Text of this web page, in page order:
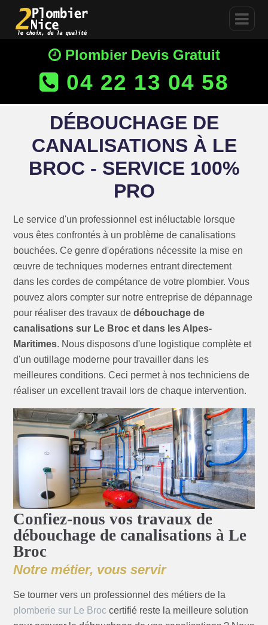
Plombier Devis Gratuit
04 22 13 04 58
DÉBOUCHAGE DE
CANALISATIONS À LE
BROC - SERVICE 100%
PRO
Le service d'un professionnel est inéluctable lorsque
vous êtes confrontés à un problème de canalisations
bouchées. Ce genre d'opérations nécessite la mise en
œuvre de techniques modernes entrant directement
dans les cordes de compétance de votre plombier. Vous
pouvez alors compter sur notre entreprise de dépannage
pour réaliser des travaux dedébouchage de
canalisations sur Le Broc et dans les Alpes-
Maritimes. Nous disposons d'une logistique complète et
d'un outillage moderne pour travailler dans les
meilleures conditions. Ceci permet à nos techniciens de
réaliser un excellent travail lors de chaque intervention.
Confiez-nous vos travaux de
débouchage de canalisations à Le
Broc
Notre métier, vous servir
Se tourner vers un professionnel des métiers de la
plomberie sur Le Broc certifié reste la meilleure solution